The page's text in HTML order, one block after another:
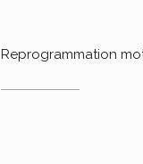
Reprogrammation